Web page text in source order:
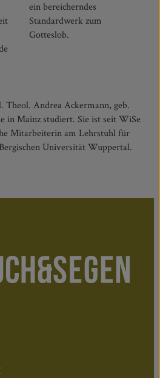
Gotteslob.
Theol. Andrea Ackermann, geb.
in Mainz studiert. Sie ist seit WiSe
Mitarbeiterin am Lehrstuhl für
Universität Wuppertal.